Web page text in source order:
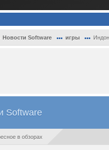
Новости Software игры
Software
в обзорах